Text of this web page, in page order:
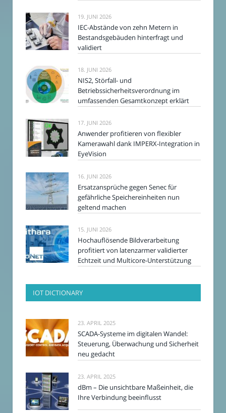
19. JUNI 2026
IEC-Abstände von zehn Metern in
Bestandsgebäuden hinterfragt und
validiert
18. JUNI 2026
NIS2, Störfall- und
Betriebssicherheitsverordnung im
umfassenden Gesamtkonzept erklärt
17. JUNI 2026
Anwender profitieren von flexibler
Kamerawahl dank IMPERX-Integration in
EyeVision
16. JUNI 2026
Ersatzansprüche gegen Senec für
gefährliche Speichereinheiten nun
geltend machen
15. JUNI 2026
Hochauflösende Bildverarbeitung
profitiert von latenzarmer validierter
Echtzeit und Multicore-Unterstützung
IOT DICTIONARY
23. APRIL 2025
SCADA-Systeme im digitalen Wandel:
Steuerung, Überwachung und Sicherheit
neu gedacht
23. APRIL 2025
dBm – Die unsichtbare Maßeinheit, die
Ihre Verbindung beeinflusst